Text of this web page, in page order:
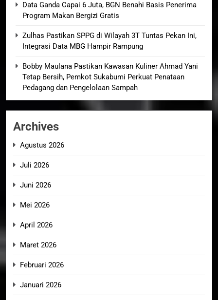
Data Ganda Capai 6 Juta, BGN Benahi Basis Penerima
Program Makan Bergizi Gratis
Zulhas Pastikan SPPG di Wilayah 3T Tuntas Pekan Ini,
Integrasi Data MBG Hampir Rampung
Bobby Maulana Pastikan Kawasan Kuliner Ahmad Yani
Tetap Bersih, Pemkot Sukabumi Perkuat Penataan
Pedagang dan Pengelolaan Sampah
Archives
Agustus 2026
Juli 2026
Juni 2026
Mei 2026
April 2026
Maret 2026
Februari 2026
Januari 2026